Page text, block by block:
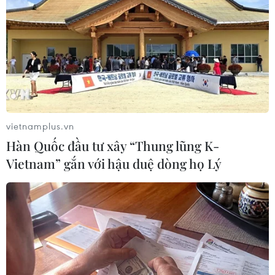
#Thu nhập bình quân đầu người #OECD Ấn Độ
Theo dõi VietnamPlus
vietnamplus.vn
Hàn Quốc đầu tư xây “Thung lũng K-
Vietnam” gắn với hậu duệ dòng họ Lý